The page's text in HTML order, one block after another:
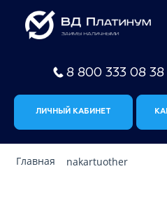
8 800 333 08 38
ЛИЧНЫЙ КАБИНЕТ
Главная nakartuother